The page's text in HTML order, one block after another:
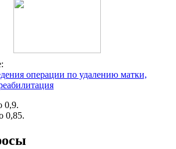
операции по удалению матки,
0,9.
0,85.